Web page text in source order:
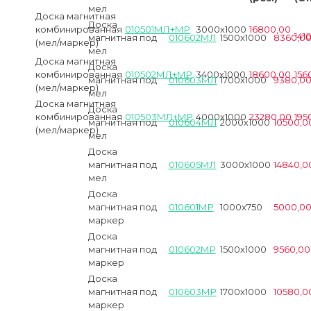
Доска магнитная
комбинированная
(мел/маркер)
010501МЛ+МР 3000х1000 16800,00
Доска магнитная
комбинированная
(мел/маркер)
010502МЛ+МР 3400х1000 18600,00
Доска магнитная
комбинированная
(мел/маркер)
010503МЛ+МР 4000х1000 23280,00
мел
Доска
магнитная под
мел
010602МЛ 1500х1000 8360,00
Доска
магнитная под
мел
010603МЛ 1700х1000 9380,00
Доска
магнитная под
мел
010604МЛ 2000х1000
Доска
магнитная под
мел
010605МЛ 3000х1000
Доска
магнитная под
маркер
010601МР 1000х750 5000,00
Доска
магнитная под
маркер
010602МР 1500х1000 9560,00
Доска
магнитная под
маркер
010603МР 1700х1000